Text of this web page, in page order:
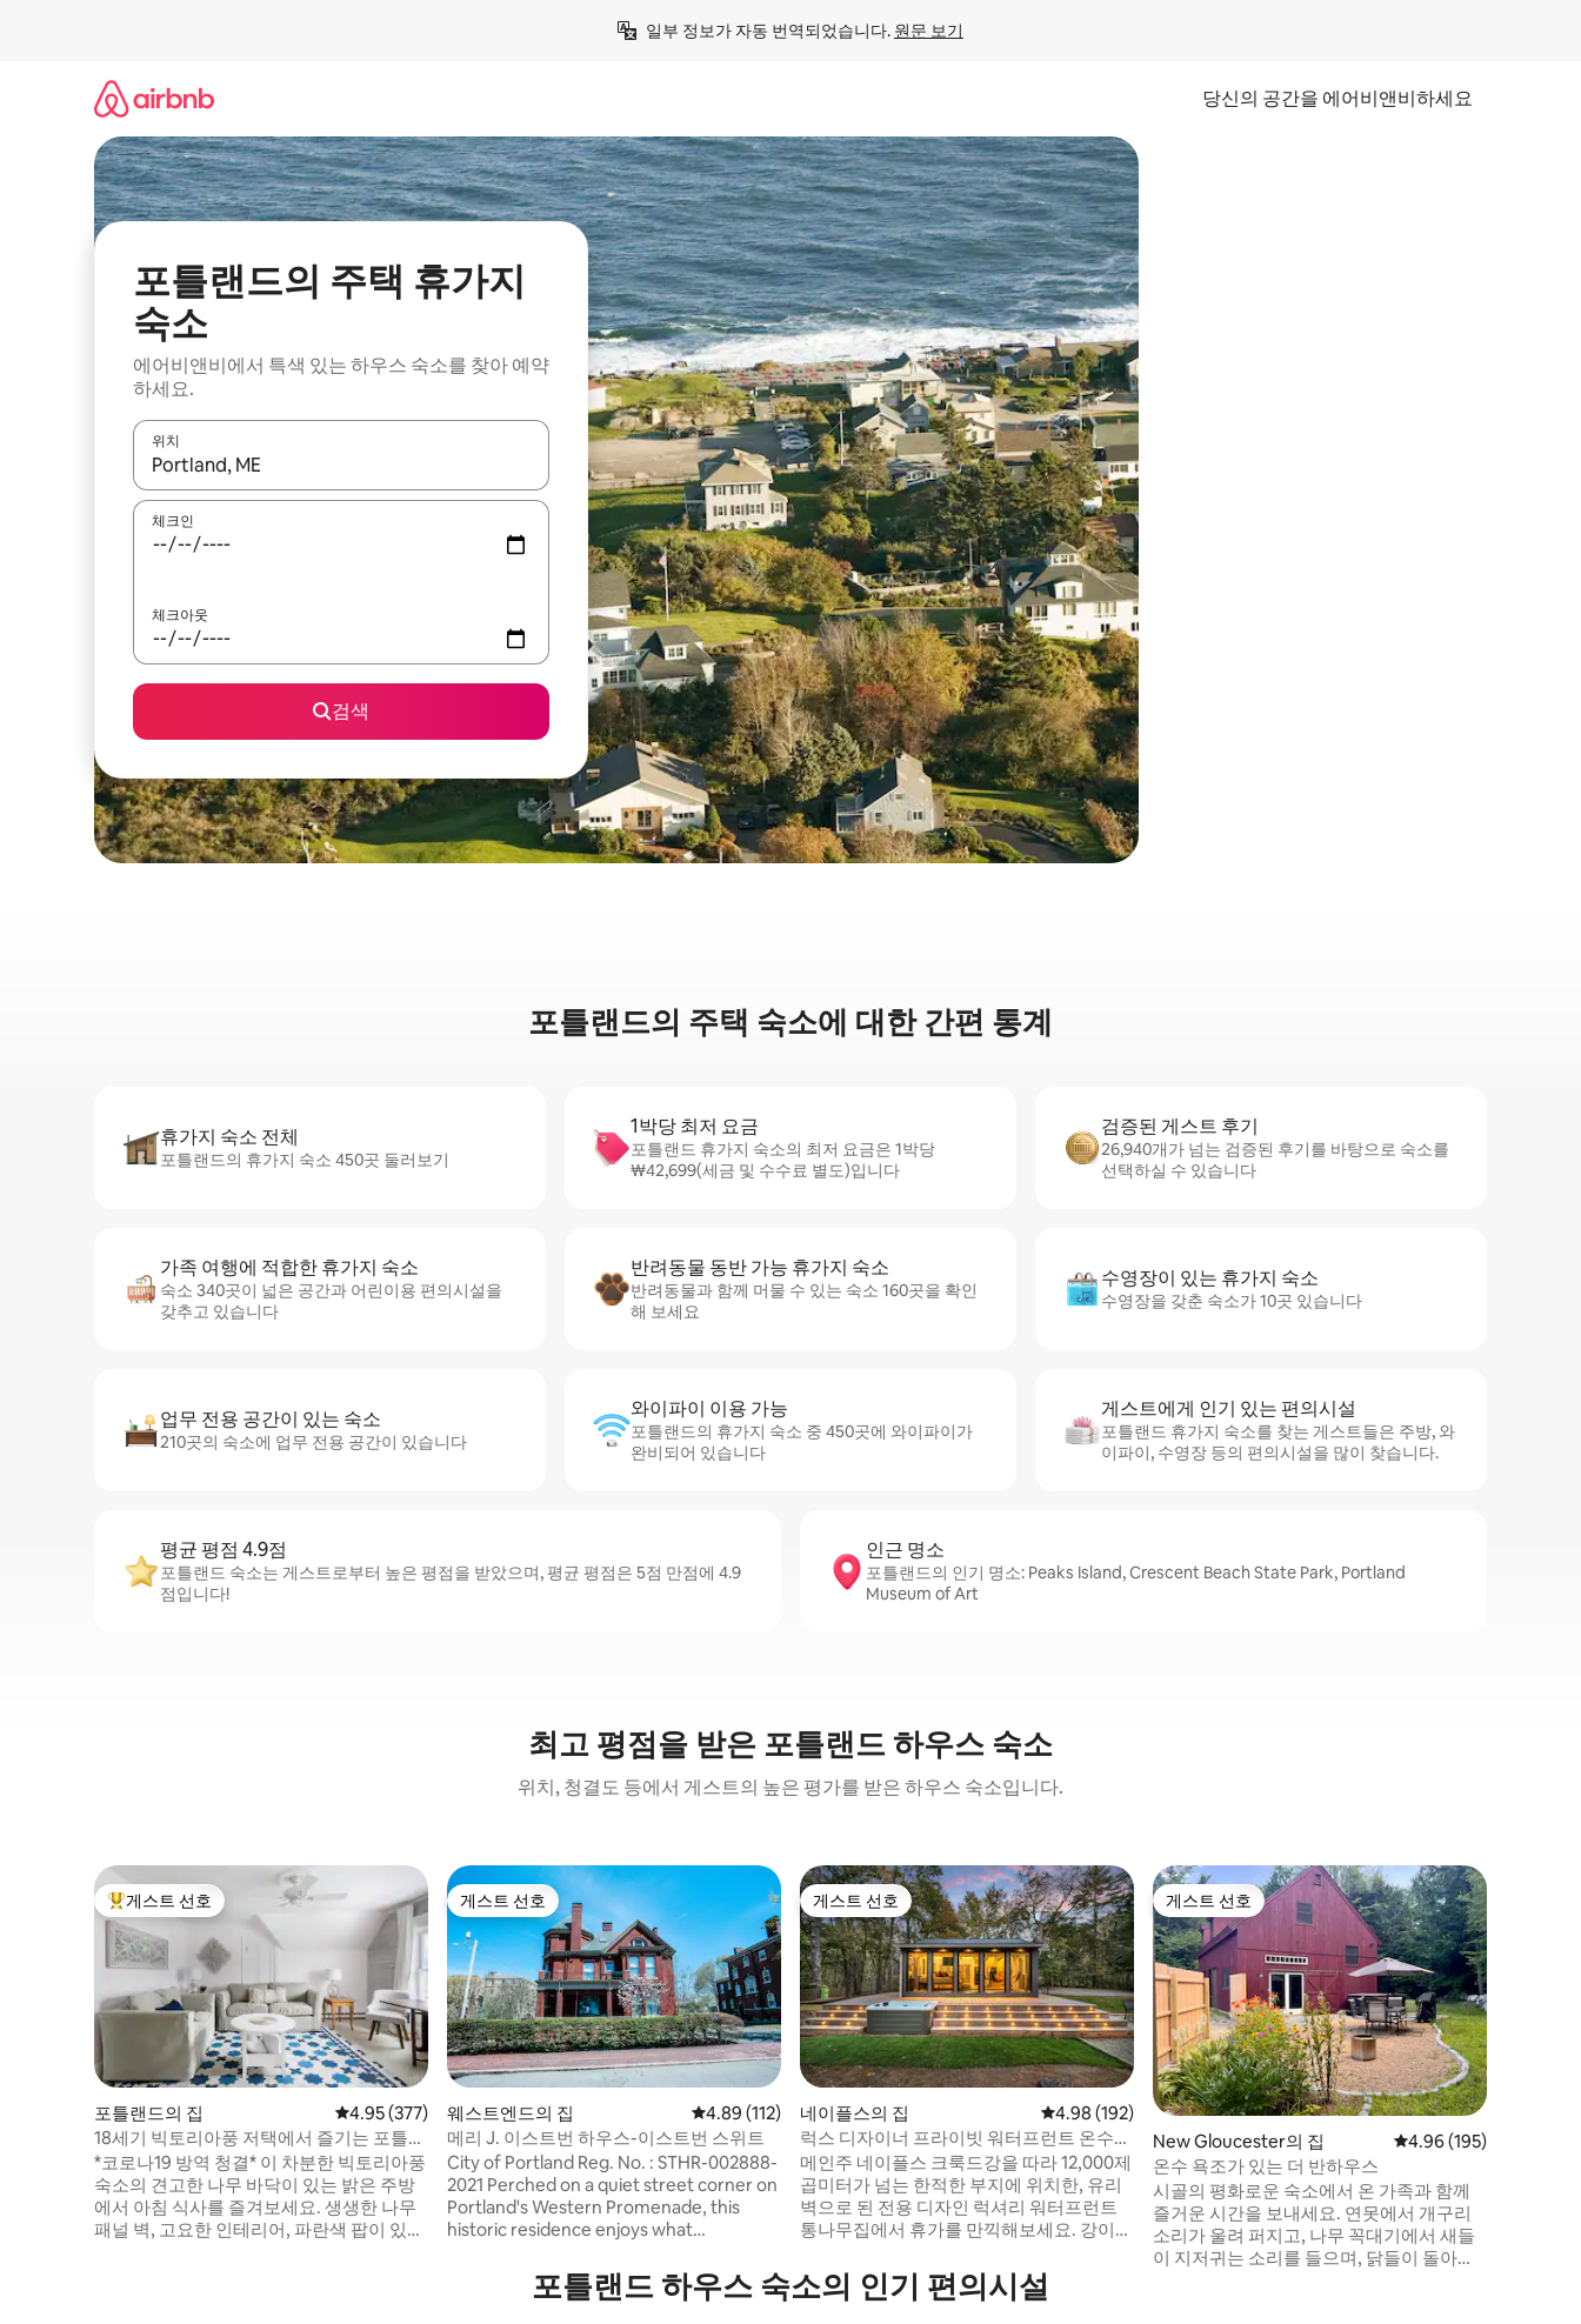
일부 정보가 자동 번역되었습니다. 원문 보기
당신의 공간을 에어비앤비하세요
포틀랜드의 주택 휴가지
숙소
에어비앤비에서 특색 있는 하우스 숙소를 찾아 예약
하세요.
위치
결과가 나오면 위·아래 화살표 키를 사용하거나 터치 또는 스와이프 동작으로 탐색하세요.
체크인
체크아웃
검색
포틀랜드의 주택 숙소에 대한 간편 통계
휴가지 숙소 전체
포틀랜드의 휴가지 숙소 450곳 둘러보기
1박당 최저 요금
포틀랜드 휴가지 숙소의 최저 요금은 1박당
₩42,699(세금 및 수수료 별도)입니다
검증된 게스트 후기
26,940개가 넘는 검증된 후기를 바탕으로 숙소를
선택하실 수 있습니다
가족 여행에 적합한 휴가지 숙소
숙소 340곳이 넓은 공간과 어린이용 편의시설을
갖추고 있습니다
반려동물 동반 가능 휴가지 숙소
반려동물과 함께 머물 수 있는 숙소 160곳을 확인
해 보세요
수영장이 있는 휴가지 숙소
수영장을 갖춘 숙소가 10곳 있습니다
업무 전용 공간이 있는 숙소
210곳의 숙소에 업무 전용 공간이 있습니다
와이파이 이용 가능
포틀랜드의 휴가지 숙소 중 450곳에 와이파이가
완비되어 있습니다
게스트에게 인기 있는 편의시설
포틀랜드 휴가지 숙소를 찾는 게스트들은 주방, 와
이파이, 수영장 등의 편의시설을 많이 찾습니다.
평균 평점 4.9점
포틀랜드 숙소는 게스트로부터 높은 평점을 받았으며, 평균 평점은 5점 만점에 4.9
점입니다!
인근 명소
포틀랜드의 인기 명소: Peaks Island, Crescent Beach State Park, Portland
Museum of Art
최고 평점을 받은 포틀랜드 하우스 숙소
위치, 청결도 등에서 게스트의 높은 평가를 받은 하우스 숙소입니다.
상위 게스트 선호
게스트 선호
포틀랜드의 집 평점 4.95점(5점 만점), 후기 377개
4.95 (377)
18세기 빅토리아풍 저택에서 즐기는 포틀랜
드 투어
*코로나19 방역 청결* 이 차분한 빅토리아풍
숙소의 견고한 나무 바닥이 있는 밝은 주방
에서 아침 식사를 즐겨보세요. 생생한 나무
패널 벽, 고요한 인테리어, 파란색 팝이 있는
게스트 선호
게스트 선호
웨스트엔드의 집 평점 4.89점(5점 만점), 후기 112개
4.89 (112)
메리 J. 이스트번 하우스-이스트번 스위트
City of Portland Reg. No. : STHR-002888-
2021 Perched on a quiet street corner on
Portland's Western Promenade, this
historic residence enjoys what
little town by the sea," spectacular
sunsets, and commanding views of the
게스트 선호
게스트 선호
네이플스의 집 평점 4.98점(5점 만점), 후기 192개
4.98 (192)
럭스 디자이너 프라이빗 워터프런트 온수
욕조 - 한적함
메인주 네이플스 크룩드강을 따라 12,000제
곱미터가 넘는 한적한 부지에 위치한, 유리
벽으로 된 전용 디자인 럭셔리 워터프런트
통나무집에서 휴가를 만끽해보세요. 강이
며, 전용 모래사장, 세바고 호수로 바로 연결
되는 부두, 주립공원이 몇 분 거리에 있습니
게스트 선호
게스트 선호
New Gloucester의 집 평점 4.96점(5점 만점),
4.96 (195)
온수 욕조가 있는 더 반하우스
시골의 평화로운 숙소에서 온 가족과 함께
즐거운 시간을 보내세요. 연못에서 개구리
소리가 울려 퍼지고, 나무 꼭대기에서 새들
이 지저귀는 소리를 들으며, 닭들이 돌아다
포틀랜드 하우스 숙소의 인기 편의시설